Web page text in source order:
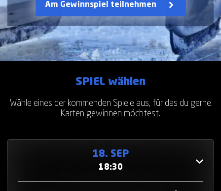
Am Gewinnspiel teilnehmen
SPIEL wählen
Wähle eines der kommenden Spiele aus, für das du gerne
Karten gewinnen möchtest.
18. SEP
18:30